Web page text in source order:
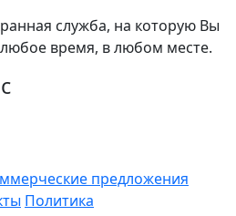
служба, на которую Вы
время, в любом месте.
предложения
Политика